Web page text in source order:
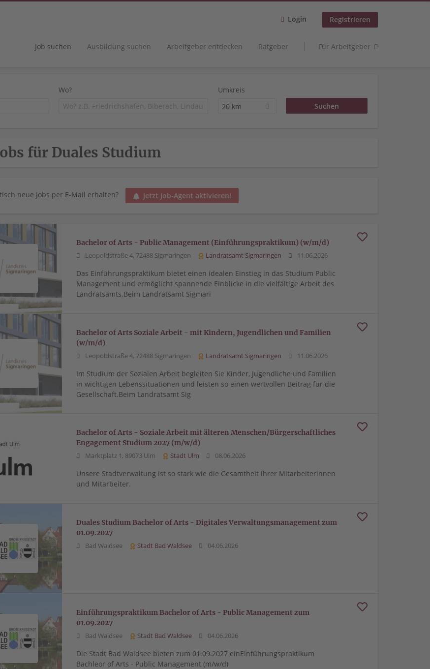
Login Registrieren
Job suchen Ausbildung suchen Arbeitgeber entdecken Ratgeber Für Arbeitgeber
Wo?
Umkreis
20 km
für Duales Studium
neue Jobs per E-Mail erhalten? Jetzt Job-Agent aktivieren!
Bachelor of Arts - Public Management (Einführungspraktikum) (w/m/d)
Leopoldstraße 4, 72488 Sigmaringen Landratsamt Sigmaringen 11.06.2026
Das Einführungspraktikum bietet einen idealen Einstieg in das Studium Public
Management und ermöglicht spannende Einblicke in die vielfältige Arbeit des
Landratsamts.Beim Landratsamt Sigmari
Bachelor of Arts Soziale Arbeit - mit Kindern, Jugendlichen und Familien
(w/m/d)
Leopoldstraße 4, 72488 Sigmaringen Landratsamt Sigmaringen 11.06.2026
Im Studium der Sozialen Arbeit begleiten Sie Kinder, Jugendliche und Familien
in wichtigen Lebenssituationen und leisten so einen wertvollen Beitrag für die
Gesellschaft.Beim Landratsamt Sig
Bachelor of Arts - Soziale Arbeit mit älteren Menschen/Bürgerschaftliches
Engagement Studium 2027 (m/w/d)
Marktplatz 1, 89073 Ulm Stadt Ulm 08.06.2026
Unsere Stadtverwaltung ist so stark wie die Gesamtheit ihrer Mitarbeiterinnen
und Mitarbeiter.
Duales Studium Bachelor of Arts - Digitales Verwaltungsmanagement zum
01.09.2027
Bad Waldsee Stadt Bad Waldsee 04.06.2026
Einführungspraktikum Bachelor of Arts - Public Management zum
01.09.2027
Bad Waldsee Stadt Bad Waldsee 04.06.2026
Die Stadt Bad Waldsee bieten zum 01.09.2027 einEinführungspraktikum
Bachleor of Arts - Public Management (m/w/d)